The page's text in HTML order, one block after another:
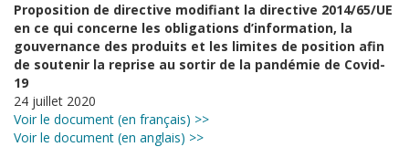
Proposition de directive modifiant la directive 2014/65/UE
en ce qui concerne les obligations d’information, la
gouvernance des produits et les limites de position afin
de soutenir la reprise au sortir de la pandémie de Covid-
19
24 juillet 2020
Voir le document (en français) >>
Voir le document (en anglais) >>